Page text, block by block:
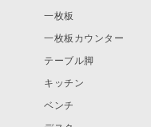
一枚板
一枚板カウンター
テーブル脚
キッチン
ベンチ